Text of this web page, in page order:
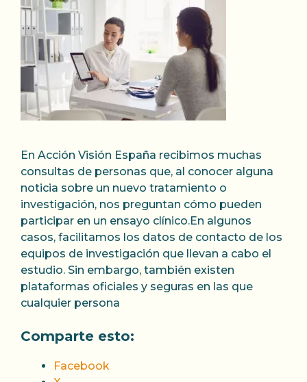
En Acción Visión España recibimos muchas
consultas de personas que, al conocer alguna
noticia sobre un nuevo tratamiento o
investigación, nos preguntan cómo pueden
participar en un ensayo clínico.En algunos
casos, facilitamos los datos de contacto de los
equipos de investigación que llevan a cabo el
estudio. Sin embargo, también existen
plataformas oficiales y seguras en las que
cualquier persona
Comparte esto:
Facebook